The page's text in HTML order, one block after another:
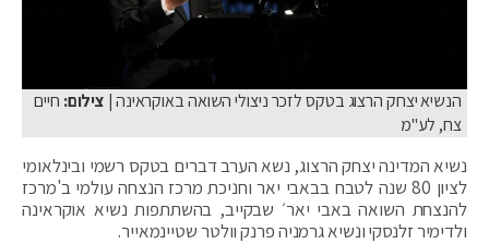
הנשיא יצחק הרצוג בטקס לזכר ניצולי השואה באוקראינה| צילום: חיים
צח, לע"מ
נשיא המדינה יצחק הרצוג, נשא הערב דברים בטקס רשמי ובינלאומי
לציון 80 שנה לטבח בבאבי יאר וחניכת מרכז הנצחה עולמי ב'מרכז
להנצחת השואה באבי יאר׳ שבקייב, בהשתתפות נשיא אוקראינה
ולדימיר זלנסקי ונשיא גרמניה פרנק וולטר שטיינמאייר.